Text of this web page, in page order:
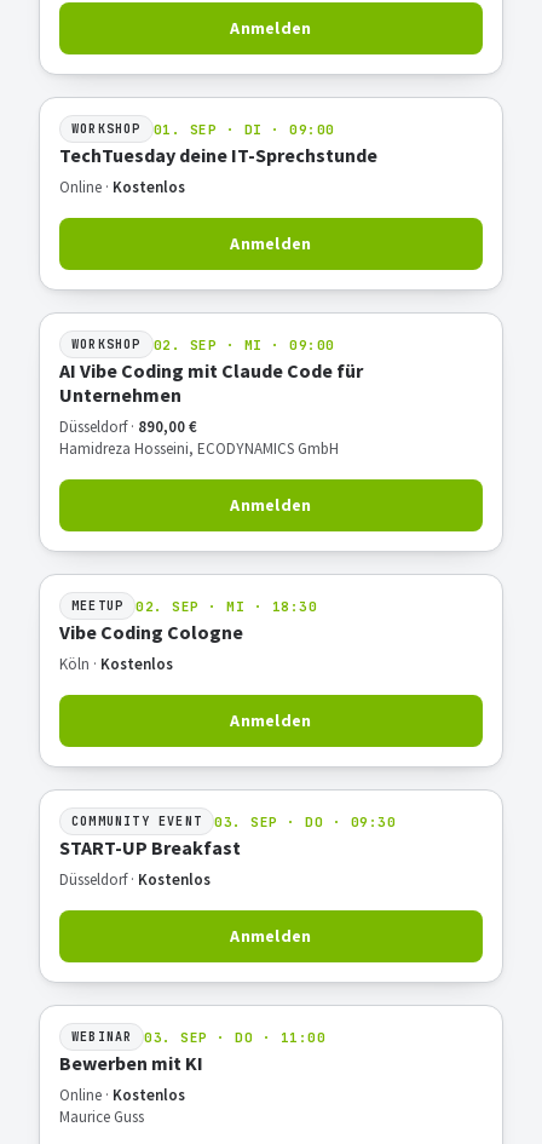
Anmelden
WORKSHOP 01. SEP · DI · 09:00
TechTuesday deine IT-Sprechstunde
Online · Kostenlos
Anmelden
WORKSHOP 02. SEP · MI · 09:00
AI Vibe Coding mit Claude Code für
Unternehmen
Düsseldorf · 890,00 €
Hamidreza Hosseini, ECODYNAMICS GmbH
Anmelden
MEETUP 02. SEP · MI · 18:30
Vibe Coding Cologne
Köln · Kostenlos
Anmelden
COMMUNITY EVENT 03. SEP · DO · 09:30
START-UP Breakfast
Düsseldorf · Kostenlos
Anmelden
WEBINAR 03. SEP · DO · 11:00
Bewerben mit KI
Online · Kostenlos
Maurice Guss